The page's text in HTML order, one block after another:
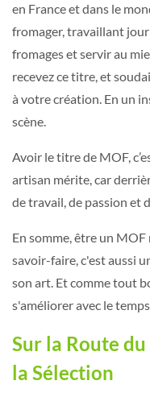
en France et dans le
fromager, travaillant
fromages et servir au
recevez ce titre, et
à votre création. En un
scène.
Avoir le titre de MOF,
artisan mérite, car
de travail, de passion et
En somme, être un
savoir-faire, c'est aussi
son art. Et comme tout
s'améliorer avec le
Sur la Route
la Sélection